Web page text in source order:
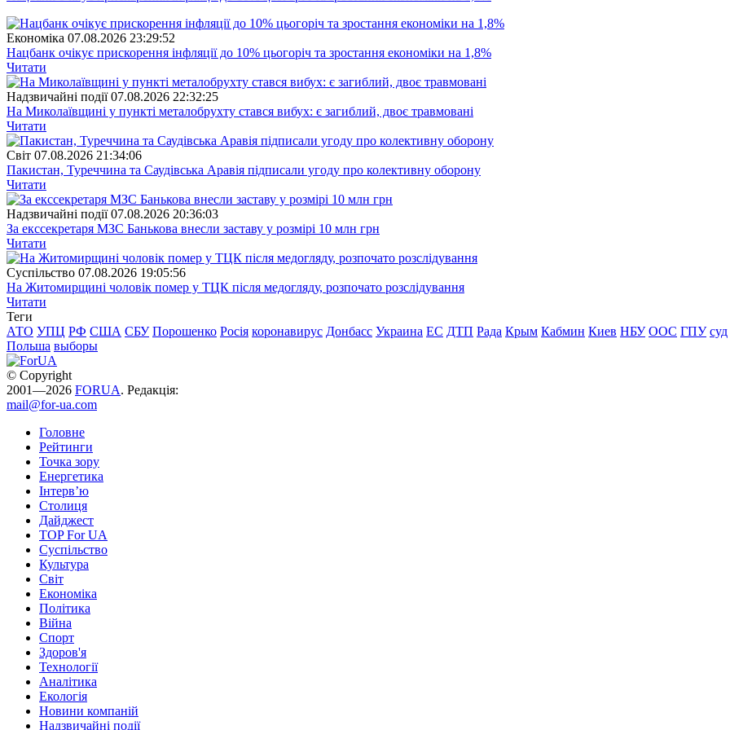
Економіка 07.08.2026 23:29:52
Нацбанк очікує прискорення інфляції до 10% цьогоріч та зростання економіки на 1,8%
Читати
Надзвичайні події 07.08.2026 22:32:25
На Миколаївщині у пункті металобрухту стався вибух: є загиблий, двоє травмовані
Читати
Свiт 07.08.2026 21:34:06
Пакистан, Туреччина та Саудівська Аравія підписали угоду про колективну оборону
Читати
Надзвичайні події 07.08.2026 20:36:03
За екссекретаря МЗС Банькова внесли заставу у розмірі 10 млн грн
Читати
Суспiльство 07.08.2026 19:05:56
На Житомирщині чоловік помер у ТЦК після медогляду, розпочато розслідування
Читати
Теги
АТО УПЦ РФ США СБУ Порошенко Росія коронавирус Донбасс Украина ЕС ДТП Рада Крым Кабмин Киев НБУ ООС ГПУ суд
Польша выборы
© Copyright
2001—2026 FORUA. Редакція:
mail@for-ua.com
Головне
Рейтинги
Точка зору
Енергетика
Інтерв’ю
Столиця
Дайджест
TOP For UA
Суспiльство
Культура
Світ
Економіка
Політика
Війна
Спорт
Здоров'я
Технології
Аналітика
Екологія
Новини компаній
Надзвичайні події